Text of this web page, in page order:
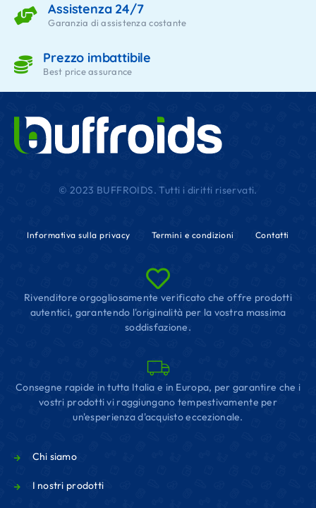
Assistenza 24/7
Garanzia di assistenza costante
Prezzo imbattibile
Best price assurance
© 2023 BUFFROIDS. Tutti i diritti riservati.
Informativa sulla privacy Termini e condizioni Contatti
Rivenditore orgogliosamente verificato che offre prodotti
autentici, garantendo l'originalità per la vostra massima
soddisfazione.
Consegne rapide in tutta Italia e in Europa, per garantire che i
vostri prodotti vi raggiungano tempestivamente per
un'esperienza d'acquisto eccezionale.
Chi siamo
I nostri prodotti